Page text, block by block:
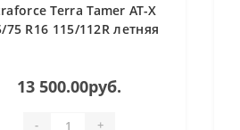
Terra Tamer AT-X
75 R16 115/112R летняя
13 500.00руб.
- +